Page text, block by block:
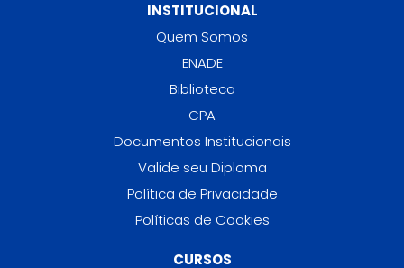
INSTITUCIONAL
Quem Somos
ENADE
Biblioteca
CPA
Documentos Institucionais
Valide seu Diploma
Política de Privacidade
Políticas de Cookies
CURSOS